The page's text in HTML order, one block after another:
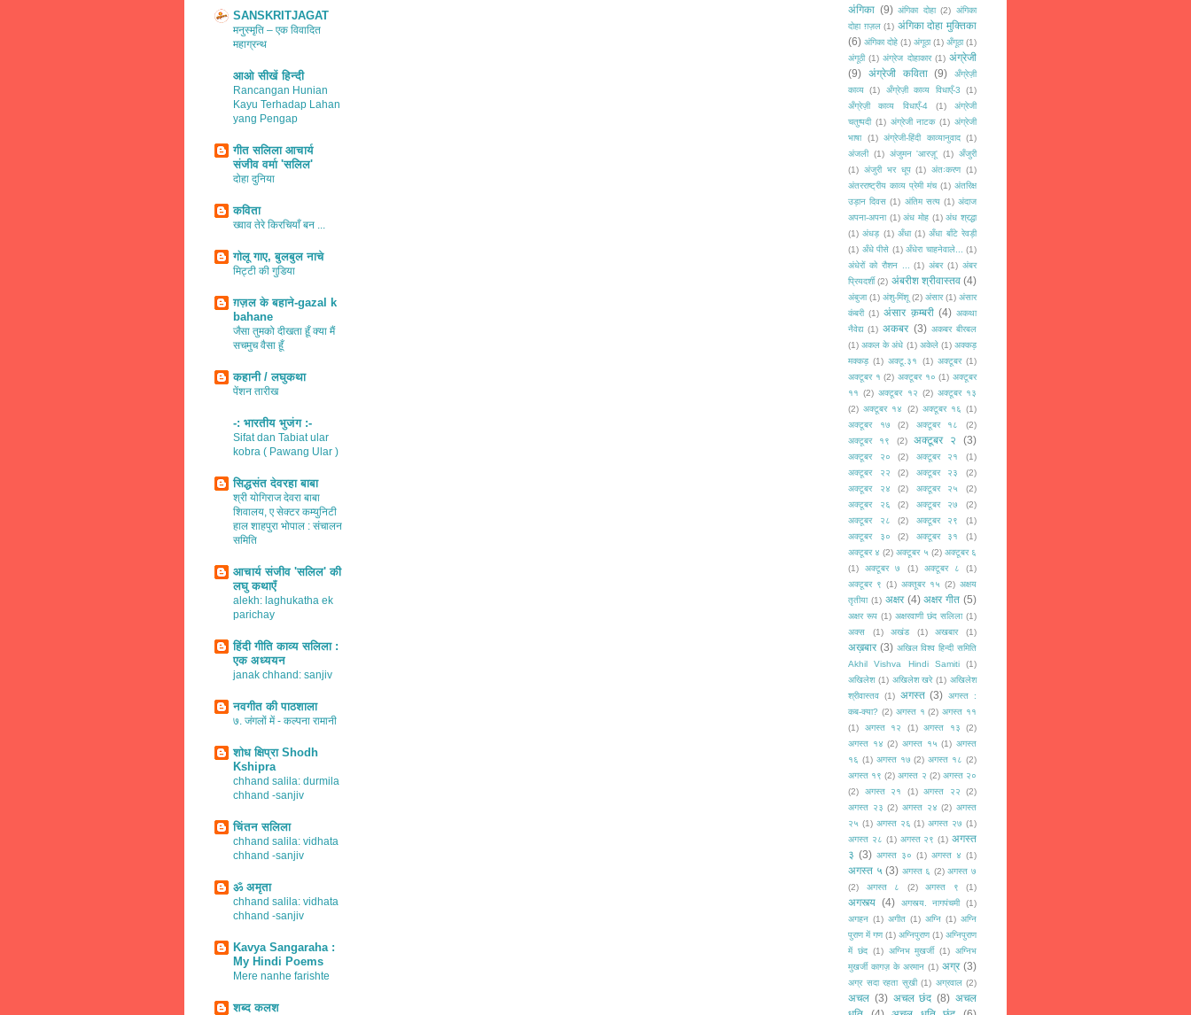
SANSKRITJAGAT
मनुस्मृति – एक विवादित
महाग्रन्थ
आओ सीखें हिन्दी
Rancangan Hunian
Kayu Terhadap Lahan
yang Pengap
गीत सलिला आचार्य
संजीव वर्मा 'सलिल'
दोहा दुनिया
कविता
ख्वाव तेरे किरचियाँ बन ...
गोलू गाए, बुलबुल नाचे
मिट्टी की गुडिया
ग़ज़ल के बहाने-gazal k
bahane
जैसा तुमको दीखता हूँ क्या मैं
सचमुच वैसा हूँ
कहानी / लघुकथा
पेंशन तारीख
-: भारतीय भुजंग :-
Sifat dan Tabiat ular
kobra ( Pawang Ular )
सिद्धसंत देवरहा बाबा
श्री योगिराज देवरा बाबा
शिवालय, ए सेक्टर कम्युनिटी
हाल शाहपुरा भोपाल : संचालन
समिति
आचार्य संजीव 'सलिल' की
लघु कथाएँ
alekh: laghukatha ek
parichay
हिंदी गीति काव्य सलिला :
एक अध्ययन
janak chhand: sanjiv
नवगीत की पाठशाला
७. जंगलों में - कल्पना रामानी
शोध क्षिप्रा Shodh
Kshipra
chhand salila: durmila
chhand -sanjiv
चिंतन सलिला
chhand salila: vidhata
chhand -sanjiv
ॐ अमृता
chhand salila: vidhata
chhand -sanjiv
Kavya Sangaraha :
My Hindi Poems
Mere nanhe farishte
शब्द कलश
अंगिका (9) अंगिका दोहा (2) अंगिका
दोहा ग़ज़ल (1) अंगिका दोहा मुक्तिका
(6) अंगिका दोहे (1) अंगूठा (1) अँगूठा (1)
अंगूठी (1) अंग्रेज दोहाकार (1) अंग्रेजी
(9)
अंग्रेजी कविता (9)
अँग्रेज़ी
काव्य (1) अँग्रेज़ी काव्य विधाएँ-3
(1)
अँग्रेज़ी काव्य विधाएँ-4
(1)
अंग्रेजी
चतुष्पदी (1) अंग्रेजी नाटक (1) अंग्रेजी
भाषा
(1) अंग्रेजी-हिंदी काव्यानुवाद (1)
अंजली (1) अंजुमन 'आरज़ू' (1) अँजुरी
(1) अंजुरी भर धूप (1) अंतःकरण (1)
अंतरराष्ट्रीय काव्य प्रेमी मंच (1) अंतरिक्ष
उड़ान दिवस (1) अंतिम सत्य (1) अंदाज
अपना-अपना (1) अंध मोह (1) अंध श्रद्धा
(1) अंधड़ (1) अँधा (1) अँधा बाँटे रेवड़ी
(1) अँधे पीसे (1) अँधेरा चाहनेवाले...
(1)
अंधेरों को रौशन ...
(1) अंबर (1) अंबर
प्रियदर्शी (2) अंबरीश श्रीवास्तव (4)
अंबुजा (1) अंशु-मिंशू (2) अंसार (1) अंसार
कंबरी (1) अंसार क़म्बरी (4) अकथा
नैवेद्य (1) अकबर (3) अकबर बीरबल
(1) अकल के अंधे (1) अकेले (1) अक्कड़
मक्कड़ (1) अक्टू.३१ (1) अक्टूबर (1)
अक्टूबर १ (2) अक्टूबर १० (1) अक्टूबर
११ (2) अक्टूबर १२ (2) अक्टूबर १३
(2) अक्टूबर १४ (2) अक्टूबर १६ (1)
अक्टूबर १७
(2) अक्टूबर १८
(2)
अक्टूबर १९
(2) अक्टूबर २ (3)
अक्टूबर २० (2) अक्टूबर २१
(1)
अक्टूबर २२
(2) अक्टूबर २३
(2)
अक्टूबर २४
(2) अक्टूबर २५
(2)
अक्टूबर २६
(2) अक्टूबर २७
(2)
अक्टूबर २८
(2) अक्टूबर २९
(1)
अक्टूबर ३०
(2) अक्टूबर ३१
(1)
अक्टूबर ४ (2) अक्टूबर ५ (2) अक्टूबर ६
(1)
अक्टूबर ७ (1) अक्टूबर ८
(1)
अक्टूबर ९ (1) अक्तूबर १५ (2) अक्षय
तृतीया (1) अक्षर (4) अक्षर गीत (5)
अक्षर रूप (1) अक्षरवाणी छंद सलिला (1)
अक्स
(1) अखंड (1) अखबार (1)
अख़बार (3) अखिल विश्व हिन्दी समिति
Akhil Vishva Hindi Samiti
(1)
अखिलेश (1) अखिलेश खरे (1) अखिलेश
श्रीवास्तव (1) अगस्त (3) अगस्त :
कब-क्या? (2) अगस्त १ (2) अगस्त ११
(1)
अगस्त १२ (1) अगस्त १३
(2)
अगस्त १४ (2) अगस्त १५ (1) अगस्त
१६ (1) अगस्त १७ (2) अगस्त १८ (2)
अगस्त १९ (2) अगस्त २ (2) अगस्त २०
(2)
अगस्त २१ (1) अगस्त २२
(2)
अगस्त २३ (2) अगस्त २४ (2) अगस्त
२५ (1) अगस्त २६ (1) अगस्त २७ (1)
अगस्त २८ (1) अगस्त २९ (1) अगस्त
३ (3) अगस्त ३० (1) अगस्त ४ (1)
अगस्त ५ (3) अगस्त ६ (2) अगस्त ७
(2)
अगस्त ८ (2) अगस्त ९ (1)
अगस्त्य (4) अगस्त्य. नागपंचमी
(1)
अगहन (1) अगीत (1) अग्नि (1) अग्नि
पुराण में गण (1) अग्निपुराण (1) अग्निपुराण
में छंद (1) अग्निभ मुखर्जी (1) अग्निभ
मुखर्जी कागज़ के अरमान (1) अग्र (3)
अग्र सदा रहता सुखी (1) अग्रवाल (2)
अचल (3) अचल छंद (8) अचल